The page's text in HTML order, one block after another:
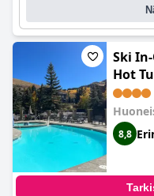
Ski
Hot
Fee
Bed,
8,8